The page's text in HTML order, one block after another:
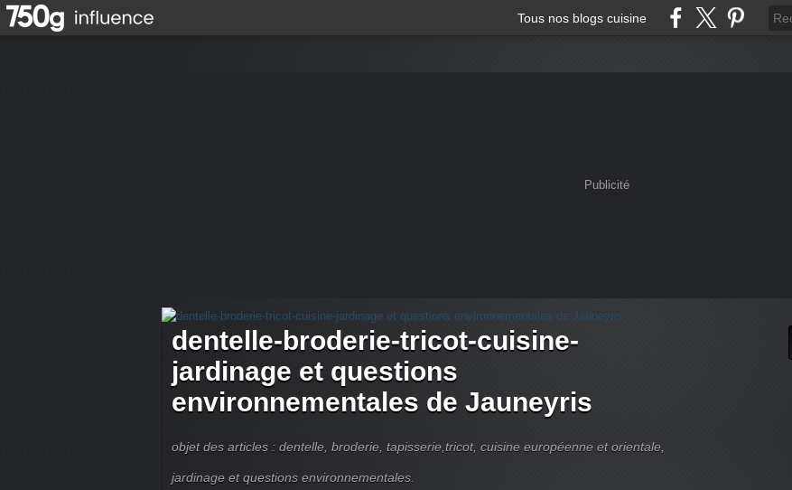
Tous nos blogs cuisine
Publicité
dentelle-broderie-tricot-cuisine-
jardinage et questions
environnementales de Jauneyris
objet des articles : dentelle, broderie, tapisserie,tricot, cuisine européenne et orientale,
jardinage et questions environnementales.